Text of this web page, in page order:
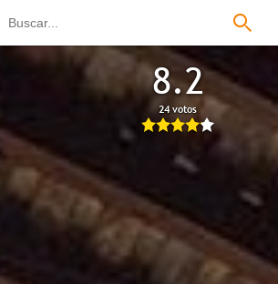
8.2
24 votos